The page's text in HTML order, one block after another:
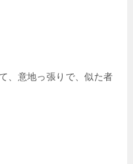
、意地っ張りで、似た者